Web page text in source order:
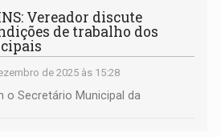
Vereador discute
de trabalho dos
de 2025 às 15:28
o Secretário Municipal da